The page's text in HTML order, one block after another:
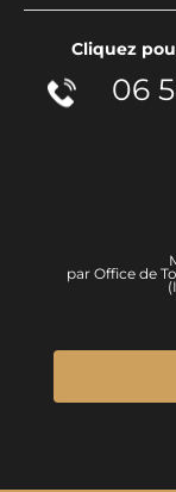
Cliquez
06
par Office de